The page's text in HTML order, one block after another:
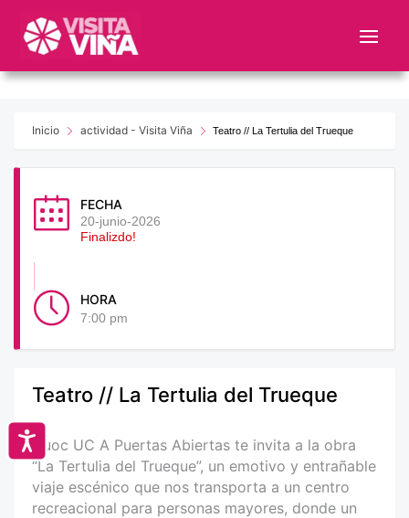
este
web
sistema
Accesibilidad
Inicio actividad - Visita Viña Teatro // La Tertulia del Trueque
FECHA
20-junio-2026
Finalizdo!
HORA
7:00 pm
Teatro // La Tertulia del Trueque
Duoc UC A Puertas Abiertas te invita a la obra
“La Tertulia del Trueque”, un emotivo y entrañable
viaje escénico que nos transporta a un centro
recreacional para personas mayores, donde un